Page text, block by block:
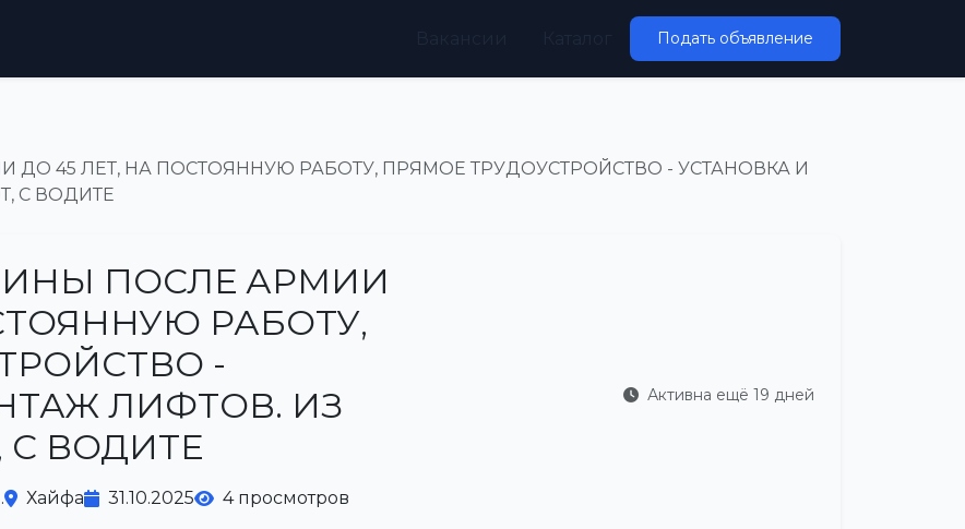
Подать объявление
45 ЛЕТ, НА ПОСТОЯННУЮ РАБОТУ, ПРЯМОЕ ТРУДОУСТРОЙСТВО - УСТАНОВКА И
С ВОДИТЕ
ПОСЛЕ АРМИИ
РАБОТУ,
-
ЛИФТОВ. ИЗ
ВОДИТЕ
Хайфа 31.10.2025 4 просмотров
Активна ещё 19 дней